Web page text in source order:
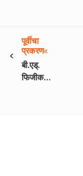
‹
पूर्वीचा
प्रकरण
बी.एड्.
फिजीकल -